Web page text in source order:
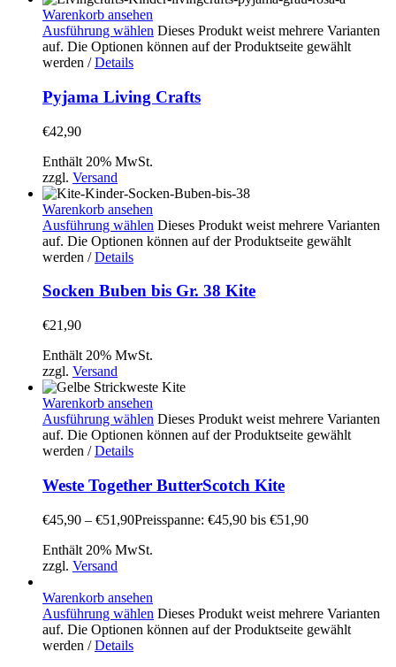
Warenkorb ansehen
Ausführung wählen Dieses Produkt weist mehrere Varianten
auf. Die Optionen können auf der Produktseite gewählt
werden / Details
Pyjama Living Crafts
€42,90
Enthält 20% MwSt.
zzgl. Versand
Warenkorb ansehen
Ausführung wählen Dieses Produkt weist mehrere Varianten
auf. Die Optionen können auf der Produktseite gewählt
werden / Details
Socken Buben bis Gr. 38 Kite
€21,90
Enthält 20% MwSt.
zzgl. Versand
Warenkorb ansehen
Ausführung wählen Dieses Produkt weist mehrere Varianten
auf. Die Optionen können auf der Produktseite gewählt
werden / Details
Weste Together ButterScotch Kite
€45,90 – €51,90Preisspanne: €45,90 bis €51,90
Enthält 20% MwSt.
zzgl. Versand
Warenkorb ansehen
Ausführung wählen Dieses Produkt weist mehrere Varianten
auf. Die Optionen können auf der Produktseite gewählt
werden / Details